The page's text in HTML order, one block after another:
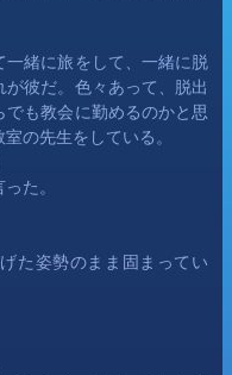
緒に旅をして、一緒に脱
彼だ。色々あって、脱出
も教会に勤めるのかと思
の先生をしている。
た。
た姿勢のまま固まってい